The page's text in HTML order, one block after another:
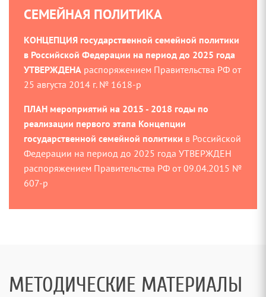
СЕМЕЙНАЯ ПОЛИТИКА
КОНЦЕПЦИЯ государственной семейной политики
в Российской Федерации на период до 2025 года
УТВЕРЖДЕНА распоряжением Правительства РФ от
25 августа 2014 г. № 1618-р
ПЛАН мероприятий на 2015 - 2018 годы по
реализации первого этапа Концепции
государственной семейной политики в Российской
Федерации на период до 2025 года УТВЕРЖДЕН
распоряжением Правительства РФ от 09.04.2015 №
607-р
МЕТОДИЧЕСКИЕ МАТЕРИАЛЫ